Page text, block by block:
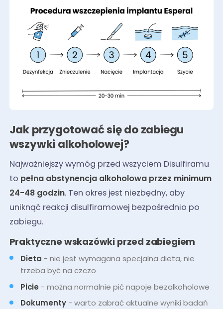
Jak przygotować się do zabiegu
wszywki alkoholowej?
Najważniejszy wymóg przed wszyciem Disulfiramu
to pełna abstynencja alkoholowa przez minimum
24-48 godzin. Ten okres jest niezbędny, aby
uniknąć reakcji disulfiramowej bezpośrednio po
zabiegu.
Praktyczne wskazówki przed zabiegiem
Dieta - nie jest wymagana specjalna dieta, nie
trzeba być na czczo
Picie - można normalnie pić napoje bezalkoholowe
Dokumenty - warto zabrać aktualne wyniki badań